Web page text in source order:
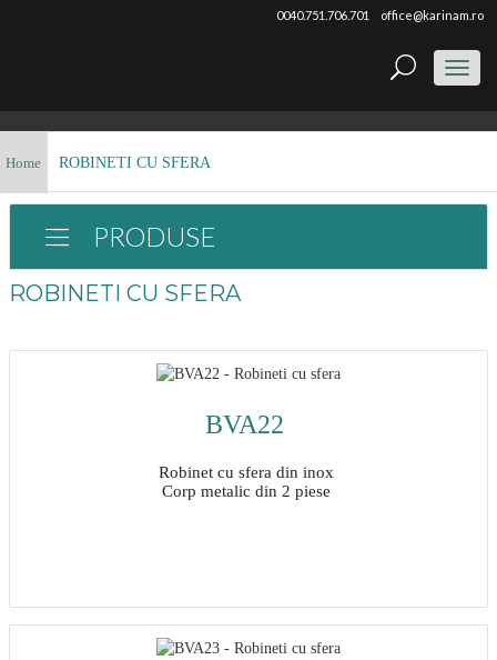
0040.751.706.701 office@karinam.ro
Home ROBINETI CU SFERA
PRODUSE
ROBINETI CU SFERA
BVA22
Robinet cu sfera din inox
Corp metalic din 2 piese